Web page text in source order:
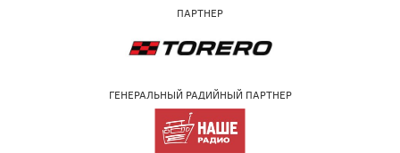
ПАРТНЕР
ГЕНЕРАЛЬНЫЙ РАДИЙНЫЙ ПАРТНЕР